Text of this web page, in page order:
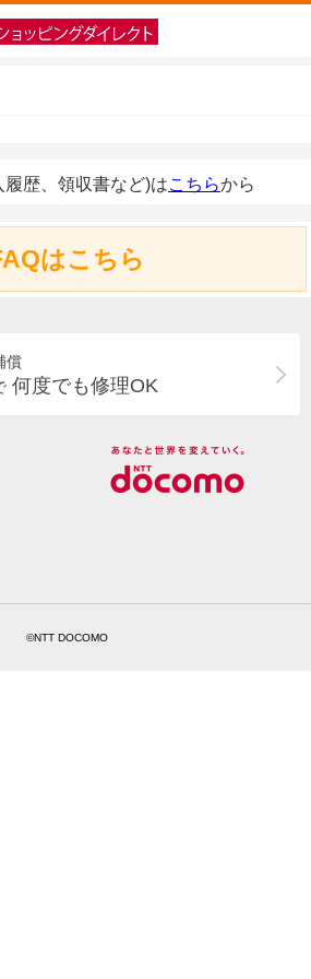
歴、領収書など)はこちらから
はこちら
償
何度でも修理OK
©NTT DOCOMO